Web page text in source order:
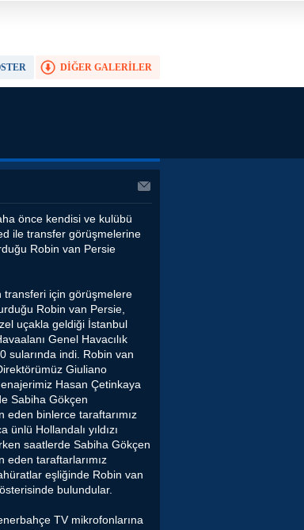
DİĞER GALERİLER
önce kendisi ve kulübü
ile transfer görüşmelerine
Robin van Persie
transferi için görüşmelere
Robin van Persie,
uçakla geldiği İstanbul
Genel Havacılık
sularında indi. Robin van
Giuliano
Hasan Çetinkaya
Sabiha Gökçen
eden binlerce taraftarımız
ünlü Hollandalı yıldızı
saatlerde Sabiha Gökçen
eden taraftarlarımız
eşliğinde Robin van
bulundular.
TV mikrofonlarına